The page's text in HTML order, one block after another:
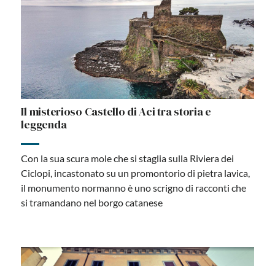
Il misterioso Castello di Aci tra storia e
leggenda
Con la sua scura mole che si staglia sulla Riviera dei
Ciclopi, incastonato su un promontorio di pietra lavica,
il monumento normanno è uno scrigno di racconti che
si tramandano nel borgo catanese